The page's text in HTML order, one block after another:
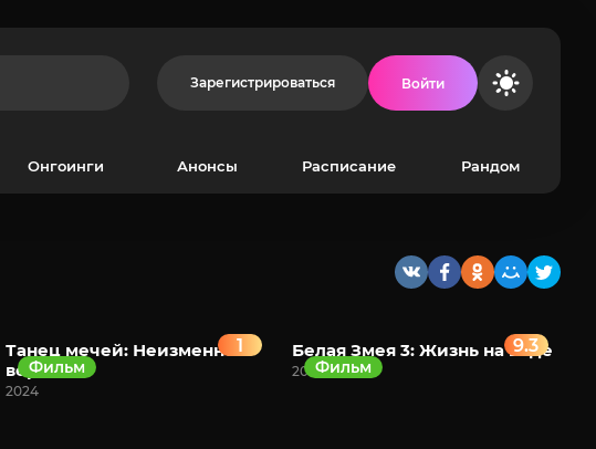
Зарегистрироваться Войти
Онгоинги Анонсы Расписание Рандом
Танец мечей: Неизменно
верные
2024
1
Фильм
Белая Змея 3: Жизнь на воде
2024
9.3
Фильм